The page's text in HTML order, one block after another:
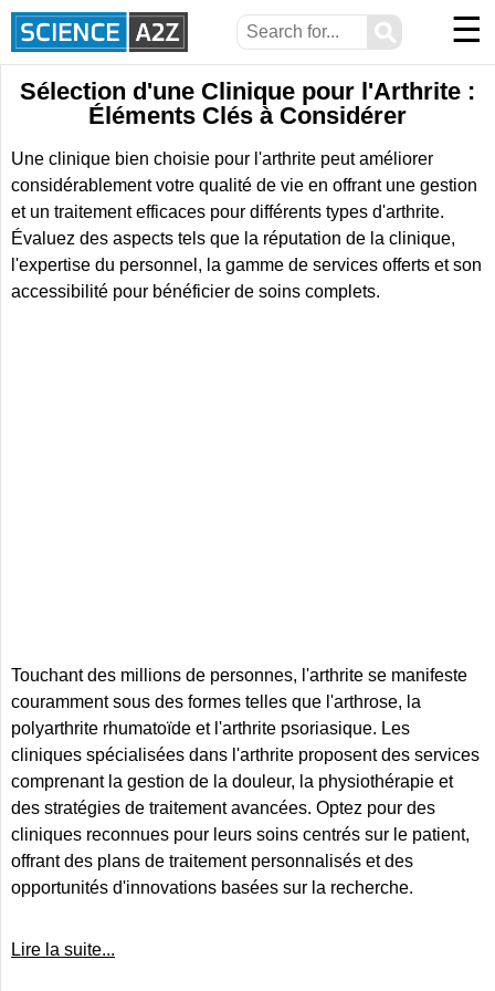
⚲ ☰
Sélection d'une Clinique pour l'Arthrite :
Éléments Clés à Considérer
Une clinique bien choisie pour l'arthrite peut améliorer
considérablement votre qualité de vie en offrant une gestion
et un traitement efficaces pour différents types d'arthrite.
Évaluez des aspects tels que la réputation de la clinique,
l'expertise du personnel, la gamme de services offerts et son
accessibilité pour bénéficier de soins complets.
Touchant des millions de personnes, l'arthrite se manifeste
couramment sous des formes telles que l'arthrose, la
polyarthrite rhumatoïde et l'arthrite psoriasique. Les
cliniques spécialisées dans l'arthrite proposent des services
comprenant la gestion de la douleur, la physiothérapie et
des stratégies de traitement avancées. Optez pour des
cliniques reconnues pour leurs soins centrés sur le patient,
offrant des plans de traitement personnalisés et des
opportunités d'innovations basées sur la recherche.
Lire la suite...